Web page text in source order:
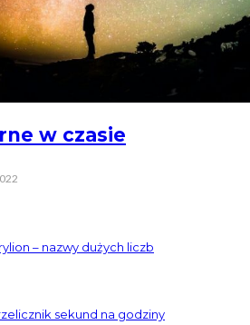
w czasie
– nazwy dużych liczb
sekund na godziny